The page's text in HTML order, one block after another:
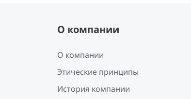
О компании
О компании
Этические принципы
История компании